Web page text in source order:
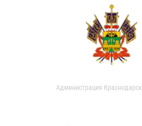
Администрация